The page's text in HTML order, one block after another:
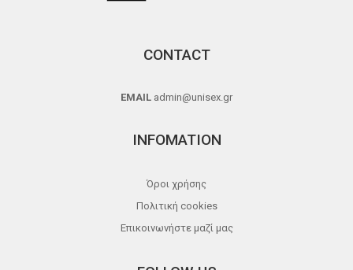
CONTACT
EMAIL admin@unisex.gr
INFOMATION
Όροι χρήσης
Πολιτική cookies
Επικοινωνήστε μαζί μας